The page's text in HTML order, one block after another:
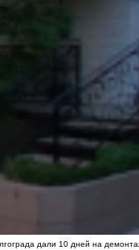
дали 10 дней на